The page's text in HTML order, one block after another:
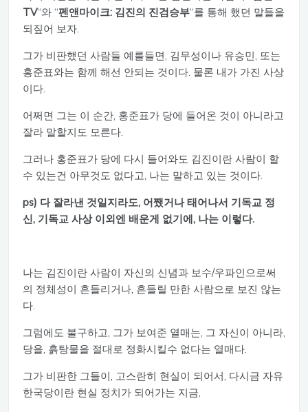
TV“와 “펜앤마이크: 김진의 진검승부“를 통해 했던 말들을
되짚어 보자.
그가 비판했던 사람들 예를들면, 김무성이나 유승민, 또는
홍준표와는 함께 해선 안되는 것이다. 물론 내가 가진 사상
이다.
어쩌면 그는 이 순간, 홍준표가 당에 들어온 것이 아니라고
잘라 말할지도 모른다.
그러나 홍준표가 당에 다시 들어와도 김진이란 사람이 할
수 있는건 아무것도 없다고, 나는 말하고 있는 것이다.
ps) 다 잘라낸 것일지라도, 어쨌거나 태어나서 기독교 정
신, 기독교 사상 이외엔 배운게 없기에, 나는 이렇다.
나는 김진이란 사람이 자신의 신념과 보수/우파인으로써
의 정체성이 흔들리거나, 흔들릴 만한 사람으로 보진 않는
다.
그럼에도 불구하고, 그가 보여준 열매는, 그 자신이 아니라,
당을, 흙탕물을 절대로 정화시킬수 없다는 열매다.
그가 비판한 그들이, 고스란히 현실이 되어서, 다시금 자유
한국당이란 현실 정치가 되어가는 지금,